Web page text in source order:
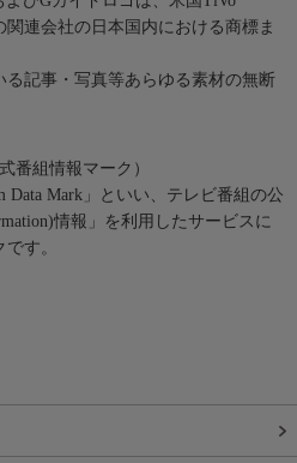
連会社の日本国内における商標ま
る記事・写真等あらゆる素材の無断
番組情報マーク）
Data Mark」といい、テレビ番組の公
情報」を利用したサービスに
す。